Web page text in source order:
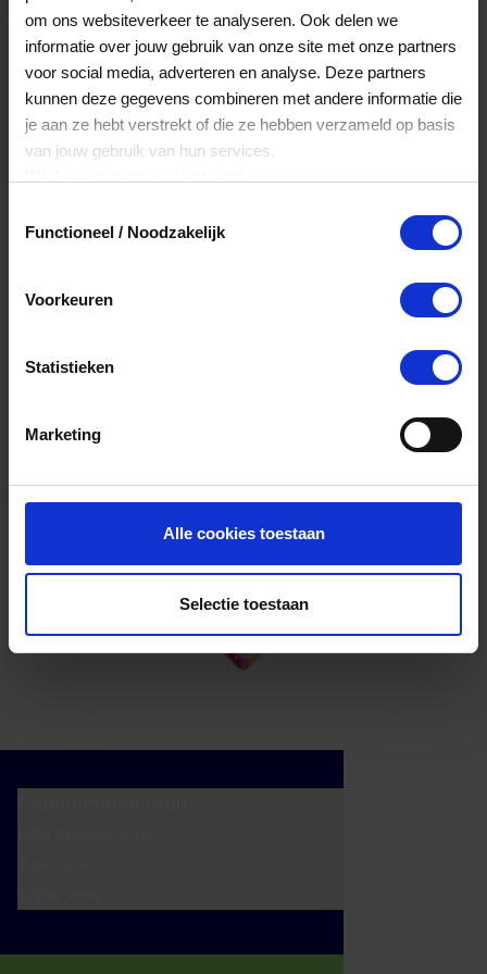
om ons websiteverkeer te analyseren. Ook delen we
informatie over jouw gebruik van onze site met onze partners
voor social media, adverteren en analyse. Deze partners
kunnen deze gegevens combineren met andere informatie die
je aan ze hebt verstrekt of die ze hebben verzameld op basis
van jouw gebruik van hun services.
Functioneel / Noodzakelijk
Voorkeuren
Statistieken
Marketing
Alle cookies toestaan
Selectie toestaan
Veelgestelde Vragen
Hoelang blijft mijn saldo geldig?
Het volledige saldo op de VVV cadeaukaart
is minimaal drie jaar geldig.
Kan ik het saldo in delen besteden?
cadeaukaart in delen uitgeven.
Ja, je mag het saldo van je VVV
cadeaukaart in delen uitgeven.